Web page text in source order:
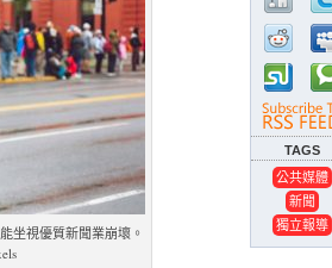
TAGS
公共媒體
新聞
獨立報導
坐視優質新聞業崩壞。